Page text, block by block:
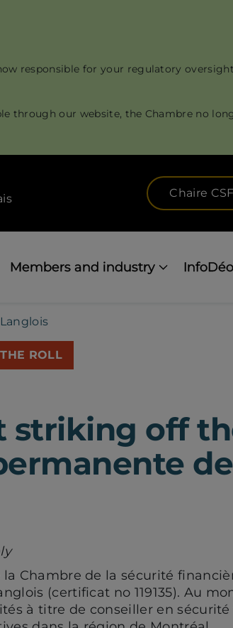
responsible for your regulatory
through our website, the Chambre no
Chaire
Members and industry
ROLL
striking off
Chambre de la sécurité
(certificat no 119135). Au
à titre de conseiller en